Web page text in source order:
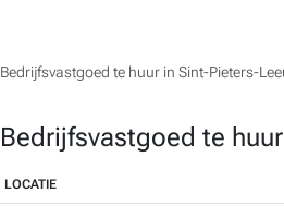
Bedrijfsvastgoed te huur in Sint-Pieters-
Bedrijfsvastgoed te
LOCATIE